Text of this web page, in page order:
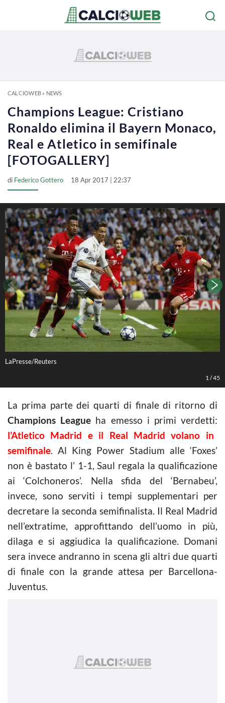
CALCIOWEB» NEWS
Champions League: Cristiano
Ronaldo elimina il Bayern Monaco,
Real e Atletico in semifinale
[FOTOGALLERY]
di Federico Gottero 18 Apr 2017 | 22:37
LaPresse/Reuters
1 /45
La prima parte dei quarti di finale di ritorno di
Champions League ha emesso i primi verdetti:
l’Atletico Madrid e il Real Madrid volano in
semifinale. Al King Power Stadium alle ‘Foxes’
non è bastato l’ 1-1, Saul regala la qualificazione
ai ‘Colchoneros’. Nella sfida del ‘Bernabeu’,
invece, sono serviti i tempi supplementari per
decretare la seconda semifinalista. Il Real Madrid
nell’extratime, approfittando dell’uomo in più,
dilaga e si aggiudica la qualificazione. Domani
sera invece andranno in scena gli altri due quarti
di finale con la grande attesa per Barcellona-
Juventus.